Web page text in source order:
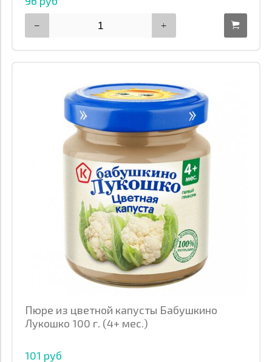
Пюре из цветной капусты Бабушкино
Лукошко 100 г. (4+ мес.)
101 руб